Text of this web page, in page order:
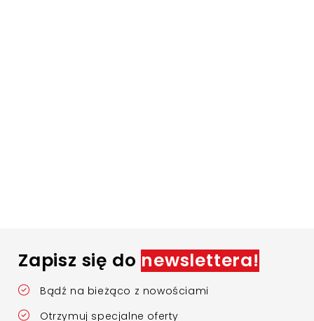
Zapisz się do newslettera!
Bądź na bieżąco z nowościami
Otrzymuj specjalne oferty